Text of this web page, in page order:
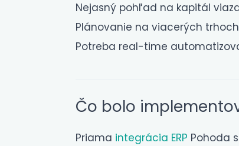
Nejasný pohľad na kapitál
Plánovanie na viacerých
Potreba real-time
Čo bolo
Priama integrácia ERP Pohoda